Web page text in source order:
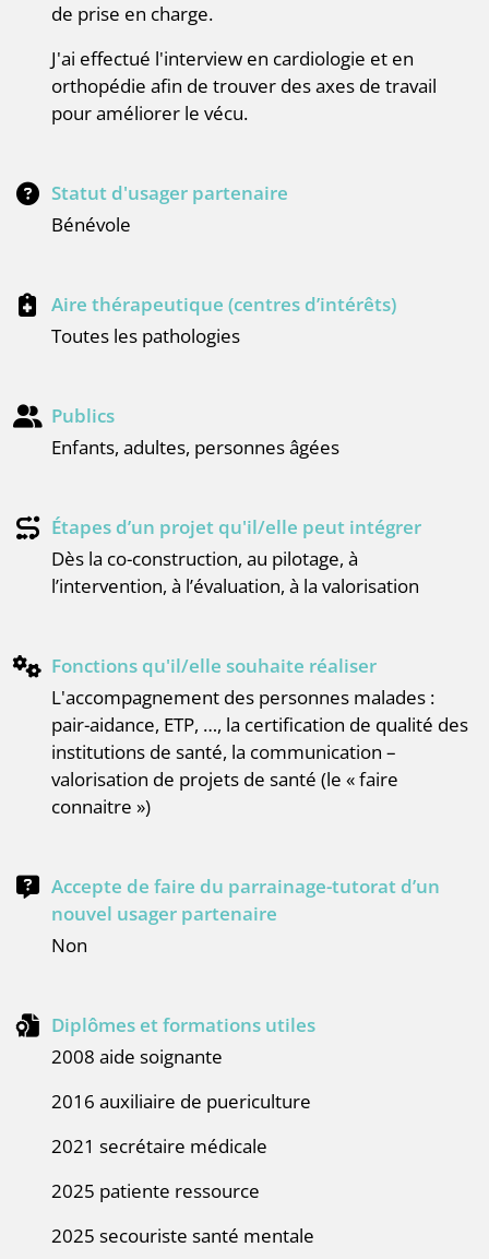
de prise en charge.
J'ai effectué l'interview en cardiologie et en
orthopédie afin de trouver des axes de travail
pour améliorer le vécu.
Statut d'usager partenaire
Bénévole
Aire thérapeutique (centres d’intérêts)
Toutes les pathologies
Publics
enfants, adultes, personnes âgées
Étapes d’un projet qu'il/elle peut intégrer
dès la co-construction, au pilotage, à
l’intervention, à l’évaluation, à la valorisation
Fonctions qu'il/elle souhaite réaliser
l'accompagnement des personnes malades :
pair-aidance, ETP, …, la certification de qualité des
institutions de santé, la communication –
valorisation de projets de santé (le « faire
connaitre »)
Accepte de faire du parrainage-tutorat d’un
nouvel usager partenaire
Non
Diplômes et formations utiles
2008 aide soignante
2016 auxiliaire de puericulture
2021 secrétaire médicale
2025 patiente ressource
2025 secouriste santé mentale